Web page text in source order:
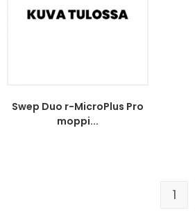
Swep Duo r-MicroPlus Pro
moppi...
1